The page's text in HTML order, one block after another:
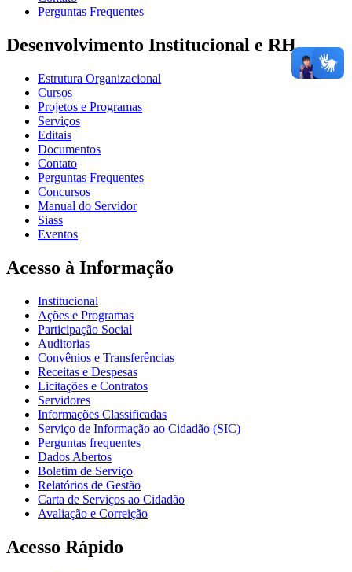
Perguntas Frequentes
Desenvolvimento Institucional e RH
Estrutura Organizacional
Cursos
Projetos e Programas
Serviços
Editais
Documentos
Contato
Perguntas Frequentes
Concursos
Manual do Servidor
Siass
Eventos
Acesso à Informação
Institucional
Ações e Programas
Participação Social
Auditorias
Convênios e Transferências
Receitas e Despesas
Licitações e Contratos
Servidores
Informações Classificadas
Serviço de Informação ao Cidadão (SIC)
Perguntas frequentes
Dados Abertos
Boletim de Serviço
Relatórios de Gestão
Carta de Serviços ao Cidadão
Avaliação e Correição
Acesso Rápido